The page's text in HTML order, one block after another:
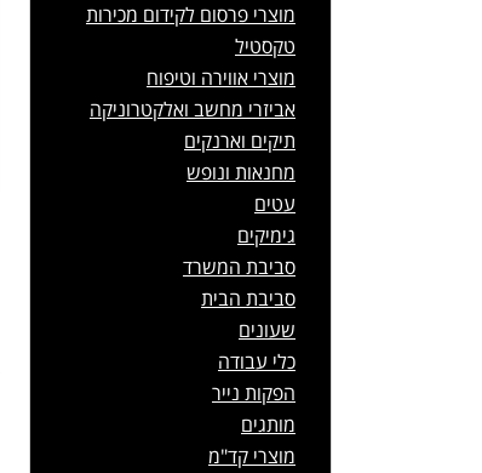
מוצרי פרסום לקידום מכירות
טקסטיל
מוצרי אווירה וטיפוח
אביזרי מחשב ואלקטרוניקה
תיקים וארנקים
מחנאות ונופש
עטים
גימיקים
סביבת המשרד
סביבת הבית
שעונים
כלי עבודה
הפקות נייר
מותגים
מוצרי קד"מ